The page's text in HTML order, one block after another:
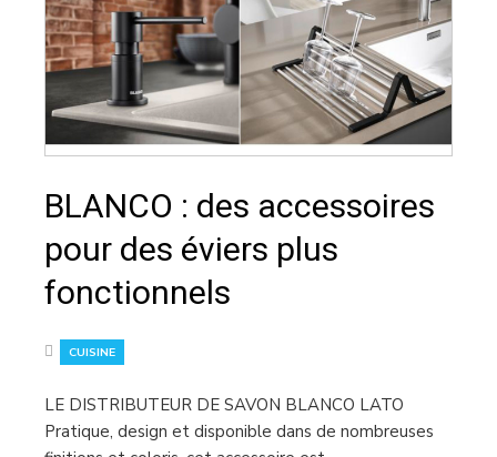
BLANCO : des accessoires
pour des éviers plus
fonctionnels
CUISINE
LE DISTRIBUTEUR DE SAVON BLANCO LATO
Pratique, design et disponible dans de nombreuses